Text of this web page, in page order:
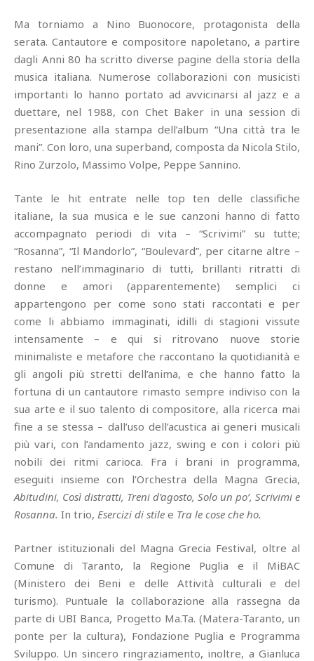
Ma torniamo a Nino Buonocore, protagonista della
serata. Cantautore e compositore napoletano, a partire
dagli Anni 80 ha scritto diverse pagine della storia della
musica italiana. Numerose collaborazioni con musicisti
importanti lo hanno portato ad avvicinarsi al jazz e a
duettare, nel 1988, con Chet Baker in una session di
presentazione alla stampa dell’album “Una città tra le
mani”. Con loro, una superband, composta da Nicola Stilo,
Rino Zurzolo, Massimo Volpe, Peppe Sannino.
Tante le hit entrate nelle top ten delle classifiche
italiane, la sua musica e le sue canzoni hanno di fatto
accompagnato periodi di vita – “Scrivimi” su tutte;
“Rosanna”, “Il Mandorlo”, “Boulevard”, per citarne altre –
restano nell’immaginario di tutti, brillanti ritratti di
donne e amori (apparentemente) semplici ci
appartengono per come sono stati raccontati e per
come li abbiamo immaginati, idilli di stagioni vissute
intensamente – e qui si ritrovano nuove storie
minimaliste e metafore che raccontano la quotidianità e
gli angoli più stretti dell’anima, e che hanno fatto la
fortuna di un cantautore rimasto sempre indiviso con la
sua arte e il suo talento di compositore, alla ricerca mai
fine a se stessa – dall’uso dell’acustica ai generi musicali
più vari, con l’andamento jazz, swing e con i colori più
nobili dei ritmi carioca. Fra i brani in programma,
eseguiti insieme con l’Orchestra della Magna Grecia,
Abitudini, Così distratti, Treni d’agosto, Solo un po’, Scrivimi e
Rosanna. In trio, Esercizi di stile e Tra le cose che ho.
Partner istituzionali del Magna Grecia Festival, oltre al
Comune di Taranto, la Regione Puglia e il MiBAC
(Ministero dei Beni e delle Attività culturali e del
turismo). Puntuale la collaborazione alla rassegna da
parte di UBI Banca, Progetto Ma.Ta. (Matera-Taranto, un
ponte per la cultura), Fondazione Puglia e Programma
Sviluppo. Un sincero ringraziamento, inoltre, a Gianluca